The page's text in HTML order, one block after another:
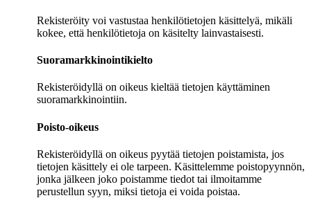
Rekisteröity voi vastustaa henkilötietojen käsittelyä, mikäli
kokee, että henkilötietoja on käsitelty lainvastaisesti.
Suoramarkkinointikielto
Rekisteröidyllä on oikeus kieltää tietojen käyttäminen
suoramarkkinointiin.
Poisto-oikeus
Rekisteröidyllä on oikeus pyytää tietojen poistamista, jos
tietojen käsittely ei ole tarpeen. Käsittelemme poistopyynnön,
jonka jälkeen joko poistamme tiedot tai ilmoitamme
perustellun syyn, miksi tietoja ei voida poistaa.